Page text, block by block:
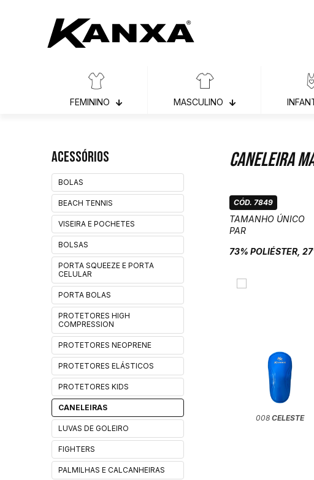
FEMININO MASCULINO
Acessórios
BOLAS
BEACH TENNIS
VISEIRA E POCHETES
BOLSAS
PORTA SQUEEZE E PORTA
CELULAR
PORTA BOLAS
PROTETORES HIGH
COMPRESSION
PROTETORES NEOPRENE
PROTETORES ELÁSTICOS
PROTETORES KIDS
CANELEIRAS
LUVAS DE GOLEIRO
FIGHTERS
PALMILHAS E CALCANHEIRAS
Caneleira
CÓD. 7849
TAMANHO ÚNICO
PAR
73% POLIÉSTER,
008 CELESTE